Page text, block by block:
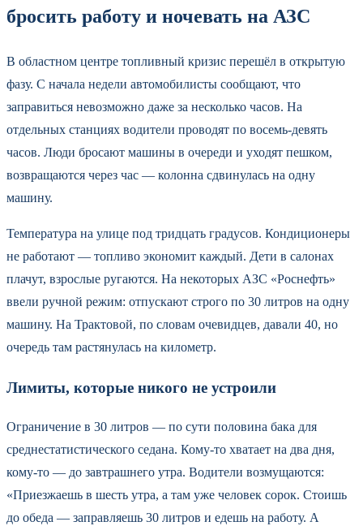
бросить работу и ночевать на АЗС
В областном центре топливный кризис перешёл в открытую
фазу. С начала недели автомобилисты сообщают, что
заправиться невозможно даже за несколько часов. На
отдельных станциях водители проводят по восемь-девять
часов. Люди бросают машины в очереди и уходят пешком,
возвращаются через час — колонна сдвинулась на одну
машину.
Температура на улице под тридцать градусов. Кондиционеры
не работают — топливо экономит каждый. Дети в салонах
плачут, взрослые ругаются. На некоторых АЗС «Роснефть»
ввели ручной режим: отпускают строго по 30 литров на одну
машину. На Трактовой, по словам очевидцев, давали 40, но
очередь там растянулась на километр.
Лимиты, которые никого не устроили
Ограничение в 30 литров — по сути половина бака для
среднестатистического седана. Кому-то хватает на два дня,
кому-то — до завтрашнего утра. Водители возмущаются:
«Приезжаешь в шесть утра, а там уже человек сорок. Стоишь
до обеда — заправляешь 30 литров и едешь на работу. А